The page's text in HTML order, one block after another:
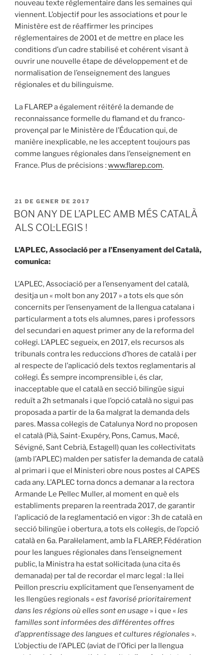
nouveau texte réglementaire dans les semaines qui
viennent. L’objectif pour les associations et pour le
Ministère est de réaffirmer les principes
réglementaires de 2001 et de mettre en place les
conditions d’un cadre stabilisé et cohérent visant à
ouvrir une nouvelle étape de développement et de
normalisation de l’enseignement des langues
régionales et du bilinguisme.
La FLAREP a également réitéré la demande de
reconnaissance formelle du flamand et du franco-
provençal par le Ministère de l’Éducation qui, de
manière inexplicable, ne les acceptent toujours pas
comme langues régionales dans l’enseignement en
France. Plus de précisions :www.flarep.com.
PUBLICAT
A
21 DE GENER DE 2017
BON ANY DE L’APLEC AMB MÉS CATALÀ
ALS COL·LEGIS !
L’APLEC, Associació per a l’Ensenyament del Català,
comunica:
L’APLEC, Associació per a l’ensenyament del català,
desitja un « molt bon any 2017 » a tots els que són
concernits per l’ensenyament de la llengua catalana i
particularment a tots els alumnes, pares i professors
del secundari en aquest primer any de la reforma del
col·legi. L’APLEC segueix, en 2017, els recursos als
tribunals contra les reduccions d’hores de català i per
al respecte de l’aplicació dels textos reglamentaris al
col·legi. És sempre incomprensible i, és clar,
inacceptable que el català en secció bilingüe sigui
reduït a 2h setmanals i que l’opció català no sigui pas
proposada a partir de la 6a malgrat la demanda dels
pares. Massa col·legis de Catalunya Nord no proposen
el català (Pià, Saint-Exupéry, Pons, Camus, Macé,
Sévigné, Sant Cebrià, Estagell) quan les col·lectivitats
(amb l’APLEC) malden per satisfer la demanda de català
al primari i que el Ministeri obre nous postes al CAPES
cada any. L’APLEC torna doncs a demanar a la rectora
Armande Le Pellec Muller, al moment en què els
establiments preparen la reentrada 2017, de garantir
l’aplicació de la reglamentació en vigor : 3h de català en
secció bilingüe i obertura, a tots els col·legis, de l’opció
català en 6a. Paral·lelament, amb la FLAREP, Fédération
pour les langues régionales dans l’enseignement
public, la Ministra ha estat sol·licitada (una cita és
demanada) per tal de recordar el marc legal : la llei
Peillon prescriu explícitament que l’ensenyament de
les llengües regionals « est favorisé prioritairement
dans les régions où elles sont en usage » i que « les
familles sont informées des différentes offres
d’apprentissage des langues et cultures régionales ».
L’objectiu de l’APLEC (aviat de l’Ofici per la llengua